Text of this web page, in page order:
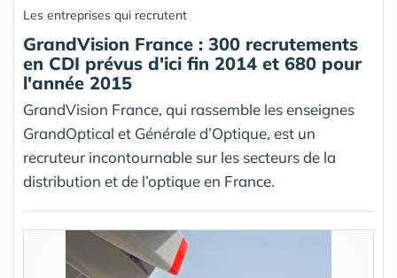
Les entreprises qui recrutent
GrandVision France : 300 recrutements
en CDI prévus d'ici fin 2014 et 680 pour
l'année 2015
GrandVision France, qui rassemble les enseignes
GrandOptical et Générale d’Optique, est un
recruteur incontournable sur les secteurs de la
distribution et de l’optique en France.